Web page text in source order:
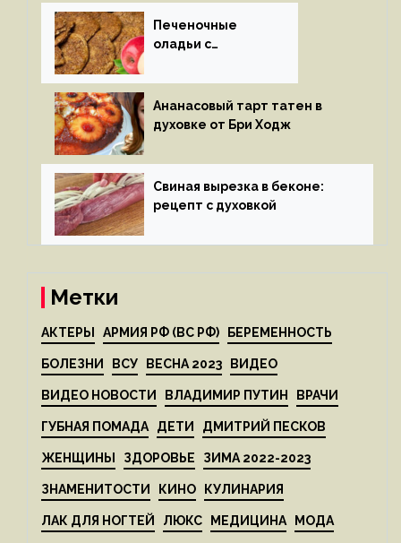
Печеночные
оладьи с
Ананасовый тарт татен в
духовке от Бри Ходж
Свиная вырезка в беконе:
рецепт с духовкой
Метки
АКТЕРЫ АРМИЯ РФ (ВС РФ) БЕРЕМЕННОСТЬ
БОЛЕЗНИ ВСУ ВЕСНА 2023 ВИДЕО
ВИДЕО НОВОСТИ ВЛАДИМИР ПУТИН ВРАЧИ
ГУБНАЯ ПОМАДА ДЕТИ ДМИТРИЙ ПЕСКОВ
ЖЕНЩИНЫ ЗДОРОВЬЕ ЗИМА 2022-2023
ЗНАМЕНИТОСТИ КИНО КУЛИНАРИЯ
ЛАК ДЛЯ НОГТЕЙ ЛЮКС МЕДИЦИНА МОДА